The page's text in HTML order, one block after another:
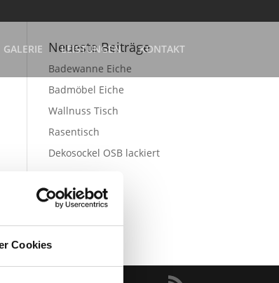
Cookies
GALERIE LEISTUNGEN KONTAKT
Neueste Beiträge
Badewanne Eiche
Badmöbel Eiche
Wallnuss Tisch
Rasentisch
Dekosockel OSB lackiert